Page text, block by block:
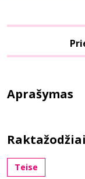
Aprašymas
Raktažodžiai
Teise